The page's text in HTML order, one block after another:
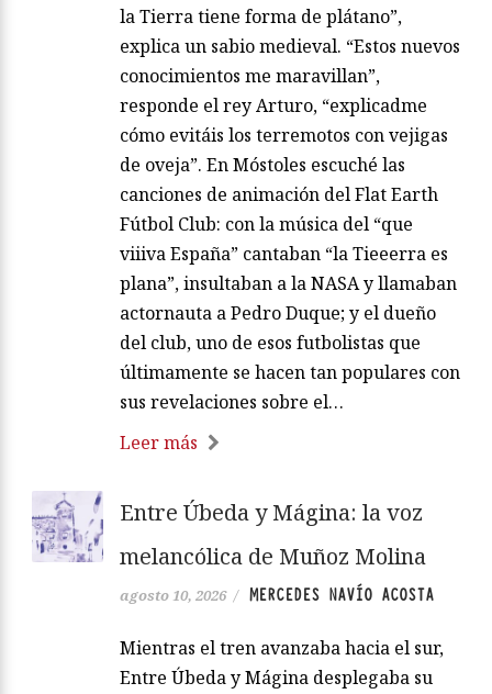
la Tierra tiene forma de plátano”,
explica un sabio medieval. “Estos nuevos
conocimientos me maravillan”,
responde el rey Arturo, “explicadme
cómo evitáis los terremotos con vejigas
de oveja”. En Móstoles escuché las
canciones de animación del Flat Earth
Fútbol Club: con la música del “que
viiiva España” cantaban “la Tieeerra es
plana”, insultaban a la NASA y llamaban
actornauta a Pedro Duque; y el dueño
del club, uno de esos futbolistas que
últimamente se hacen tan populares con
sus revelaciones sobre el…
Leer más
Entre Úbeda y Mágina: la voz
melancólica de Muñoz Molina
agosto 10, 2026 / MERCEDES NAVÍO ACOSTA
Mientras el tren avanzaba hacia el sur,
Entre Úbeda y Mágina desplegaba su